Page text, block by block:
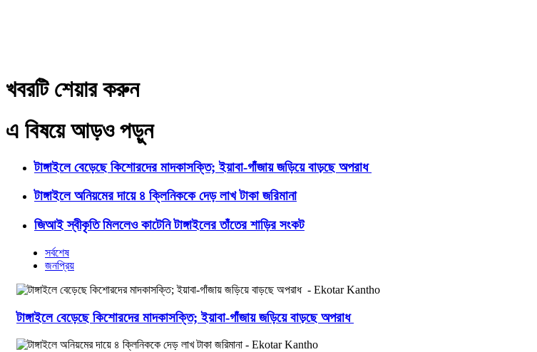
খবরটি শেয়ার করুন
এ বিষয়ে আড়ও পড়ুন
টাঙ্গাইলে বেড়েছে কিশোরদের মাদকাসক্তি; ইয়াবা-গাঁজায় জড়িয়ে বাড়ছে অপরাধ
টাঙ্গাইলে অনিয়মের দায়ে ৪ ক্লিনিককে দেড় লাখ টাকা জরিমানা
জিআই স্বীকৃতি মিললেও কাটেনি টাঙ্গাইলের তাঁতের শাড়ির সংকট
সর্বশেষ
জনপ্রিয়
টাঙ্গাইলে বেড়েছে কিশোরদের মাদকাসক্তি; ইয়াবা-গাঁজায় জড়িয়ে বাড়ছে অপরাধ